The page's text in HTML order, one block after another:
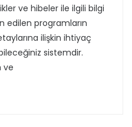
ve hibeler ile ilgili bilgi
edilen programların
ilişkin ihtiyaç
sistemdir.
ve